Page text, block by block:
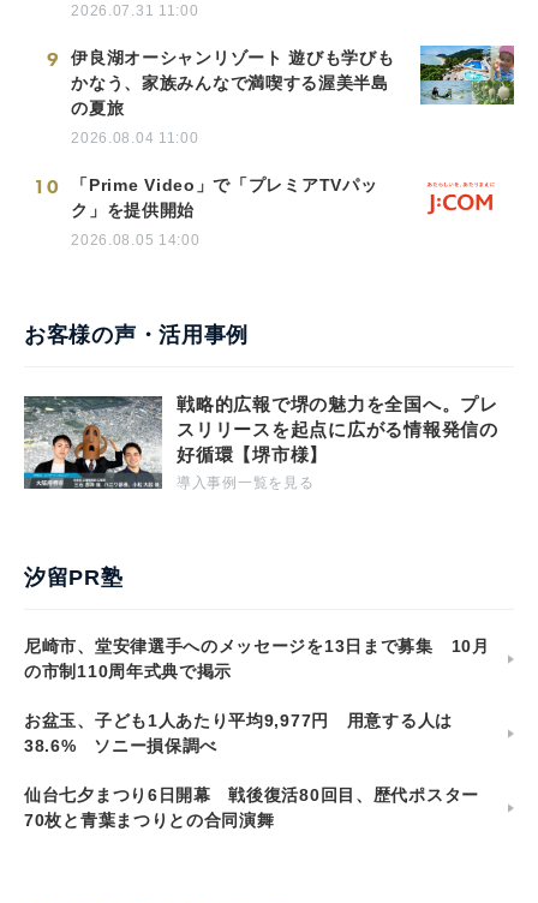
2026.07.31 11:00
9
伊良湖オーシャンリゾート 遊びも学びも
かなう、家族みんなで満喫する渥美半島
の夏旅
2026.08.04 11:00
10
「Prime Video」で「プレミアTVパッ
ク」を提供開始
2026.08.05 14:00
お客様の声・活用事例
戦略的広報で堺の魅力を全国へ。プレ
スリリースを起点に広がる情報発信の
好循環【堺市様】
導入事例一覧を見る
汐留PR塾
尼崎市、堂安律選手へのメッセージを13日まで募集 10月
の市制110周年式典で掲示
お盆玉、子ども1人あたり平均9,977円 用意する人は
38.6% ソニー損保調べ
仙台七夕まつり6日開幕 戦後復活80回目、歴代ポスター
70枚と青葉まつりとの合同演舞